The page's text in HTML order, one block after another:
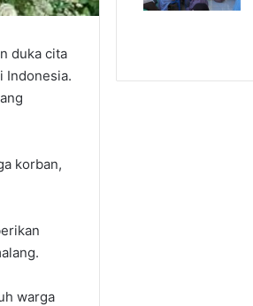
duka cita
Indonesia.
korban,
warga